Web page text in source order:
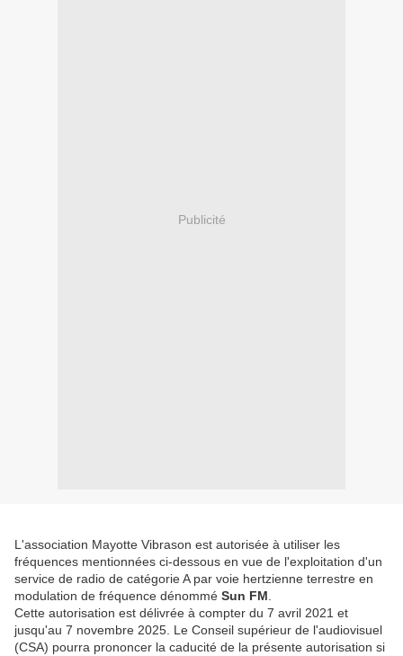
Publicité
L'association Mayotte Vibrason est autorisée à utiliser les
fréquences mentionnées ci-dessous en vue de l'exploitation d'un
service de radio de catégorie A par voie hertzienne terrestre en
modulation de fréquence dénommé Sun FM
Cette autorisation est délivrée à compter du 7 avril 2021 et
jusqu'au 7 novembre 2025. Le Conseil supérieur de l'audiovisuel
(CSA) pourra prononcer la caducité de la présente autorisation si